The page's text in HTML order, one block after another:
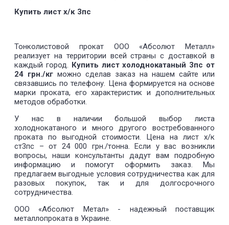
Купить лист х/к 3пс
Тонколистовой прокат ООО «Абсолют Металл»
реализует на территории всей страны с доставкой в
каждый город. Купить лист холоднокатаный 3пс от
24 грн./кг можно сделав заказ на нашем сайте или
связавшись по телефону. Цена формируется на основе
марки проката, его характеристик и дополнительных
методов обработки.
У нас в наличии большой выбор листа
холоднокатаного и много другого востребованного
проката по выгодной стоимости. Цена на лист х/к
ст3пс – от 24 000 грн./тонна. Если у вас возникли
вопросы, наши консультанты дадут вам подробную
информацию и помогут оформить заказ. Мы
предлагаем выгодные условия сотрудничества как для
разовых покупок, так и для долгосрочного
сотрудничества.
ООО «Абсолют Метал» - надежный поставщик
металлопроката в Украине.